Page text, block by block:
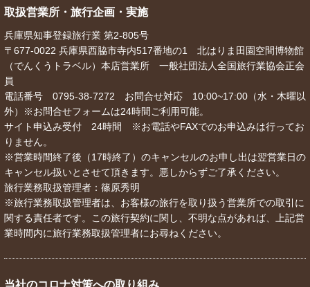
取扱営業所・旅行企画・実施
兵庫県知事登録旅行業 第2-805号
〒677-0022 兵庫県西脇市寺内517番地の1 北はりま田園空間博物館
（でんくうトラベル）本店営業所 一般社団法人全国旅行業協会正会
員
電話番号 0795-38-7272 お問合せ対応 10:00~17:00（水・木曜以
外）※お問合せフォームは24時間ご利用可能。
サイト申込み受付 24時間 ※お電話やFAXでのお申込みは行ってお
りません。
※営業時間終了後（17時終了）のキャンセルのお申し出は翌営業日の
キャンセル扱いとさせて頂きます。悪しからずご了承ください。
旅行業務取扱管理者：篠原秀明
※旅行業務取扱管理者は、お客様の旅行を取り扱う営業所での取引に
関する責任者です。この旅行契約に関し、不明な点があれば、上記営
業時間内に旅行業務取扱管理者にお尋ねください。
当社のコロナ対策への取り組み